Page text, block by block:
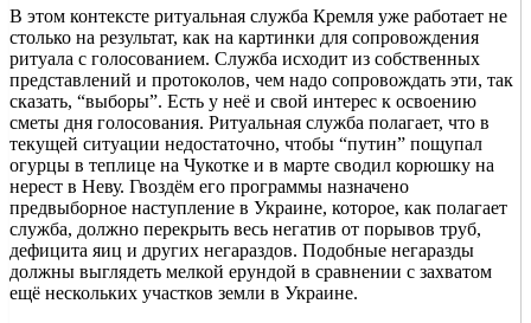
В этом контексте ритуальная служба Кремля уже работает не
столько на результат, как на картинки для сопровождения
ритуала с голосованием. Служба исходит из собственных
представлений и протоколов, чем надо сопровождать эти, так
сказать, “выборы”. Есть у неё и свой интерес к освоению
сметы дня голосования. Ритуальная служба полагает, что в
текущей ситуации недостаточно, чтобы “путин” пощупал
огурцы в теплице на Чукотке и в марте сводил корюшку на
нерест в Неву. Гвоздём его программы назначено
предвыборное наступление в Украине, которое, как полагает
служба, должно перекрыть весь негатив от порывов труб,
дефицита яиц и других негараздов. Подобные негаразды
должны выглядеть мелкой ерундой в сравнении с захватом
ещё нескольких участков земли в Украине.